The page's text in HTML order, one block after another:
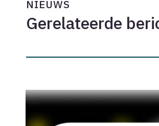
NIEUWS
Gerelateerde
Zet
je
in